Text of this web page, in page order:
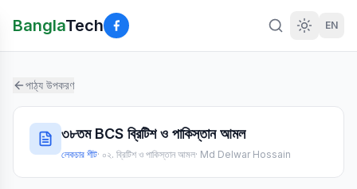
BanglaTech EN
পাঠ্য উপকরণ
৩৮তম BCS ব্রিটিশ ও পাকিস্তান আমল
লেকচার শীট· ০২. ব্রিটিশ ও পাকিস্তান আমল· Md Delwar Hossain